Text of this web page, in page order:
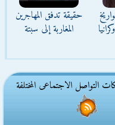
حقيقة تدفق المهاجرين
المغاربة إلى سبتة
التواصل الاجتماعى المختلفة